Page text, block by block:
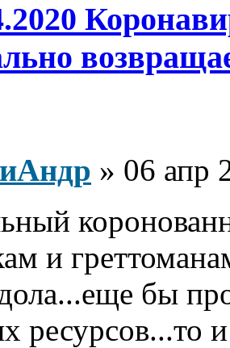
» 06 апр
и
бы
ресурсов...то